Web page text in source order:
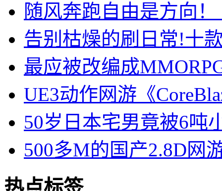
随风奔跑自由是方向
告别枯燥的刷日常!十
最应被改编成
UE3动作网游《
50岁日本宅男竟被6吨
500多M的国产2.8D网